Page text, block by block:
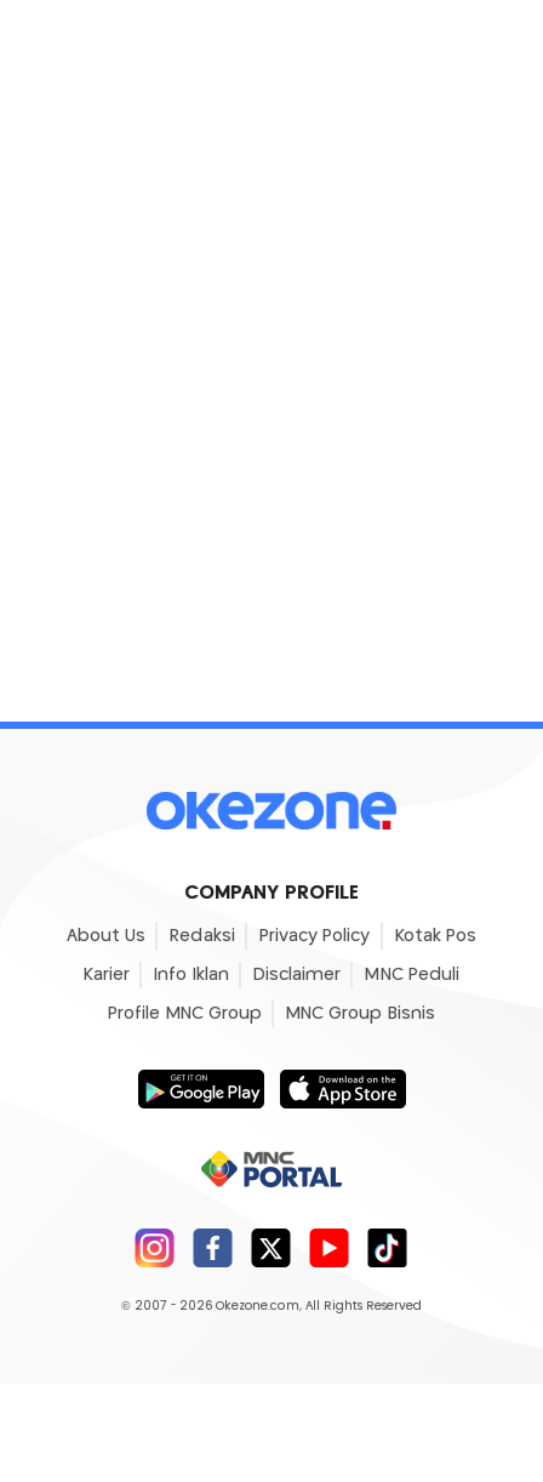
COMPANY PROFILE
About Us Redaksi Privacy Policy Kotak Pos
Karier Info Iklan Disclaimer MNC Peduli
Profile MNC Group MNC Group Bisnis
© 2007 - 2026 Okezone.com, All Rights Reserved